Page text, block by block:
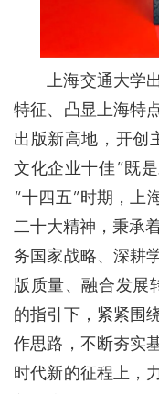
上海交通大学出
特征、凸显上海特
出版新高地，开创
文化企业十佳”既
“十四五”时期，上
二十大精神，秉承
务国家战略、深耕
版质量、融合发展
的指引下，紧紧围
作思路，不断夯实
时代新的征程上，